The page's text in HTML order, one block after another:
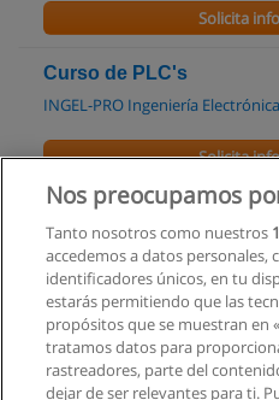
Solicita
Curso de PLC's
INGEL-PRO Ingeniería
Solicita
Curso de Control
INGEL-PRO Ingeniería
Solicita
Curso de InTouch
INGEL-PRO Ingeniería
Nos preocupamos
Tanto nosotros como nuestros
accedemos a datos personales,
identificadores únicos, en tu
estarás permitiendo que las
propósitos que se muestran en
tratamos datos para
rastreadores, parte del
dejar de ser relevantes para ti.